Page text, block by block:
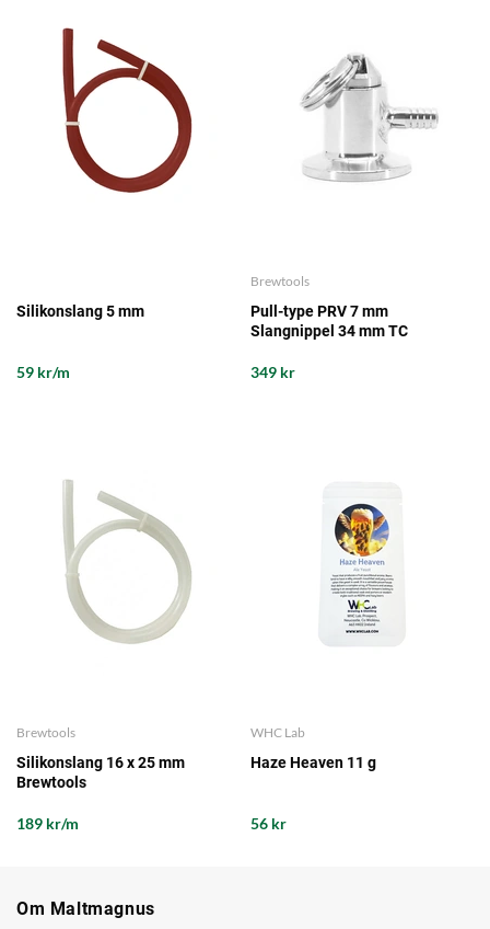
Silikonslang 5 mm
59 kr/m
Brewtools
Pull-type PRV 7 mm
Slangnippel 34 mm TC
349 kr
Brewtools
Silikonslang 16 x 25 mm
Brewtools
189 kr/m
WHC Lab
Haze Heaven 11 g
56 kr
Om Maltmagnus